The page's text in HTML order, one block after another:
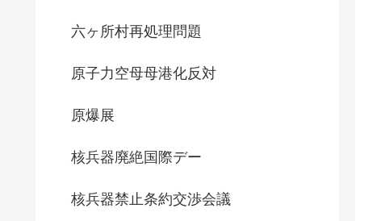
六ヶ所村再処理問題
原子力空母母港化反対
原爆展
核兵器廃絶国際デー
核兵器禁止条約交渉会議